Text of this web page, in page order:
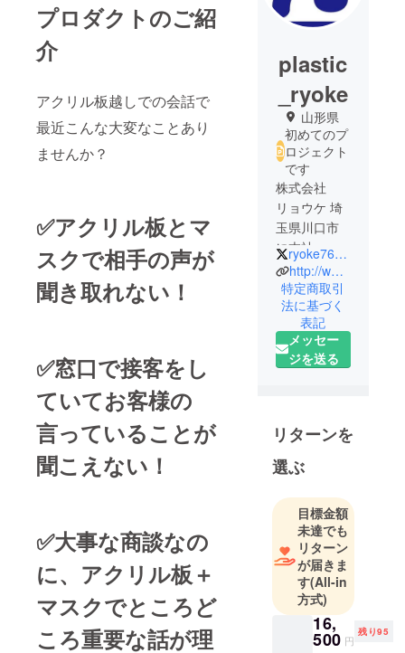
プロダクトのご紹
介
アクリル板越しでの会話で
最近こんな大変なことあり
ませんか？
✅アクリル板とマ
スクで相手の声が
聞き取れない！
✅窓口で接客をし
ていてお客様の
言っていることが
聞こえない！
✅大事な商談なの
に、アクリル板＋
マスクでところど
ころ重要な話が理
plastic
_ryoke
山形県
初めてのプ
ロジェクト
です
株式会社
リョウケ 埼
玉県川口市
に本社、山
形県村山市
でプラス
チックの成
形工場を24
時間稼働し
ておりま
迎え、プー
ルのコース
ロープや工
医療用品な
ど各種プラ
スチックを
受託加工し
ております
が、新しい
ことにチャ
レンジしよ
ryoke76188350
http://www.ryoke.co.jp/
特定商取引
法に基づく
表記
メッセー
ジを送る
リターンを
選ぶ
目標金額
未達でも
リターン
が届きま
す(All-in
方式)
16,
500 円
残り95